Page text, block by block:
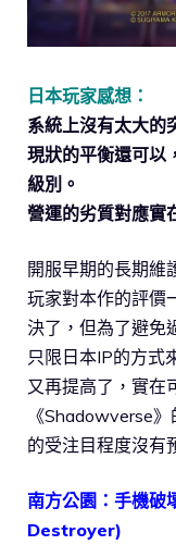
日本玩家感想：
系統上沒有太大的
現狀的平衡還可以
級別。
營運的劣質對應實
開服早期的長期維
玩家對本作的評價
決了，但為了避免
只限日本IP的方式
又再提高了，實在
《Shadowverse
的受注目程度沒有
南方公園：手機
Destroyer)